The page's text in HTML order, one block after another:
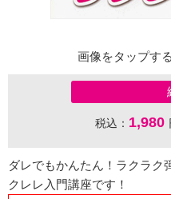
画像をタップす
税込： 1,980
ダレでもかんたん！ラクラク
クレレ入門講座です！